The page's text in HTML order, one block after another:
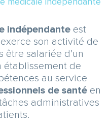
médicale indépendante
indépendante est
son activité de
être salariée d’un
établissement de
au service
de santé en
administratives